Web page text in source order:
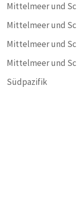
Mittelmeer und
Mittelmeer und
Mittelmeer und
Mittelmeer und
Südpazifik